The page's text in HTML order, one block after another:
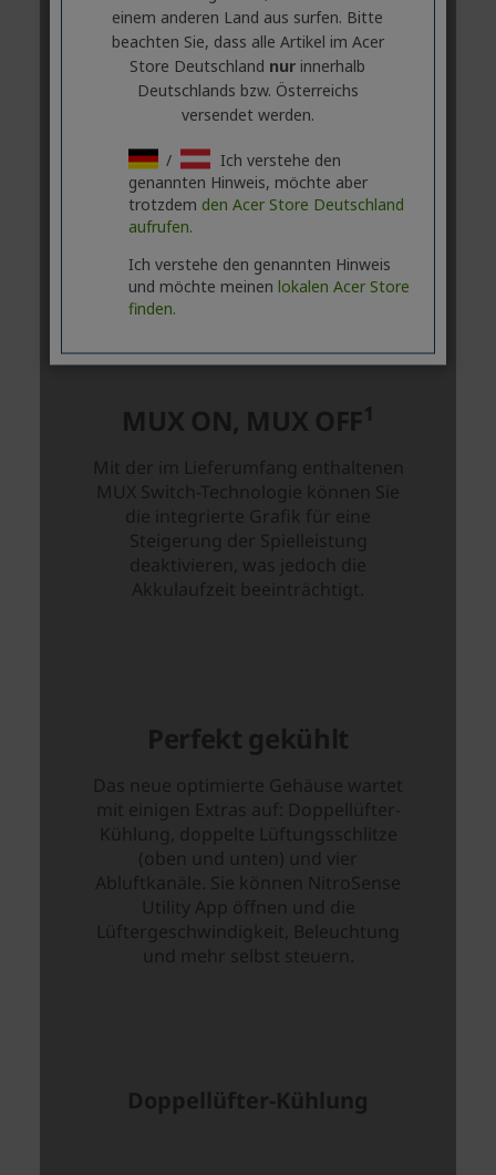
einem anderen Land aus surfen. Bitte
beachten Sie, dass alle Artikel im Acer
Store Deutschland nur innerhalb
Deutschlands bzw. Österreichs
versendet werden.
/
Ich verstehe den
genannten Hinweis, möchte aber
trotzdem den Acer Store Deutschland
aufrufen.
Ich verstehe den genannten Hinweis
und möchte meinen lokalen Acer Store
finden.